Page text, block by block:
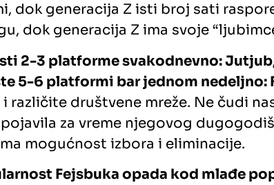
dok generacija Z isti broj sati
dok generacija Z ima svoje
2-3 platforme svakodnevno:
5-6 platformi bar jednom nedeljno:
i različite društvene mreže. Ne čudi
za vreme njegovog
mogućnost izbora i eliminacije.
Fejsbuka opada kod mlađe